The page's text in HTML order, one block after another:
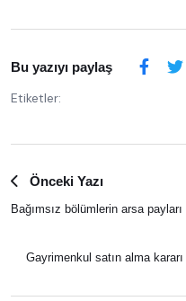
Bu yazıyı paylaş
Etiketler:
Önceki Yazı
Bağımsız bölümlerin arsa
Gayrimenkul satın alma